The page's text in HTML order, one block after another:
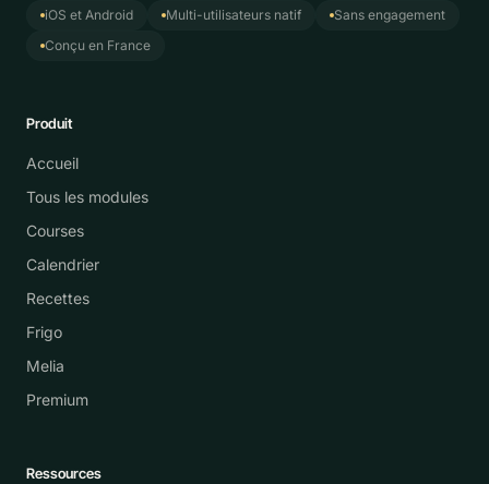
iOS et Android Multi-utilisateurs natif
Sans engagement
Conçu en France
Produit
Accueil
Tous les modules
Courses
Calendrier
Recettes
Frigo
Melia
Premium
Ressources